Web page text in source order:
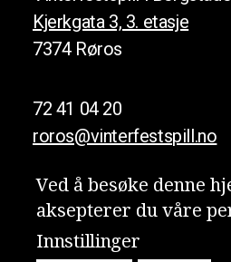
Kjerkgata 3, 3. etasje
7374 Røros
72 41 04 20
roros@vinterfestspill.no
Meld deg på
Personvern
Ved å besøke denne
aksepterer du våre
Innstillinger